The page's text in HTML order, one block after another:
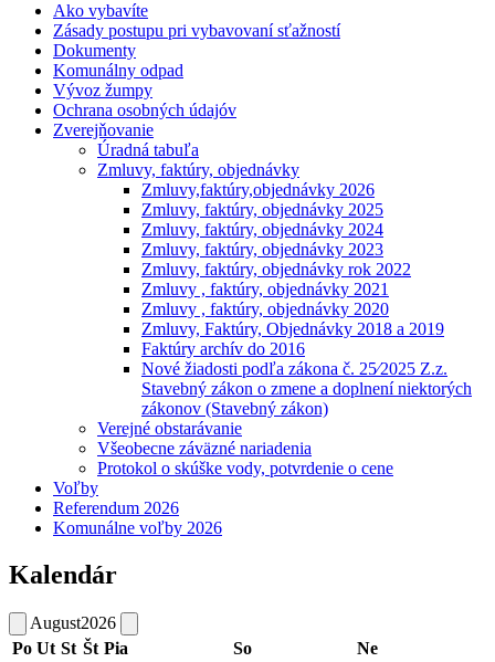
Ako vybavíte
Zásady postupu pri vybavovaní sťažností
Dokumenty
Komunálny odpad
Vývoz žumpy
Ochrana osobných údajóv
Zverejňovanie
Úradná tabuľa
Zmluvy, faktúry, objednávky
Zmluvy,faktúry,objednávky 2026
Zmluvy, faktúry, objednávky 2025
Zmluvy, faktúry, objednávky 2024
Zmluvy, faktúry, objednávky 2023
Zmluvy, faktúry, objednávky rok 2022
Zmluvy , faktúry, objednávky 2021
Zmluvy , faktúry, objednávky 2020
Zmluvy, Faktúry, Objednávky 2018 a 2019
Faktúry archív do 2016
Nové žiadosti podľa zákona č. 25⁄2025 Z.z.
Stavebný zákon o zmene a doplnení niektorých
zákonov (Stavebný zákon)
Verejné obstarávanie
Všeobecne záväzné nariadenia
Protokol o skúške vody, potvrdenie o cene
Voľby
Referendum 2026
Komunálne voľby 2026
Kalendár
August2026
Po Ut St Št Pia So Ne